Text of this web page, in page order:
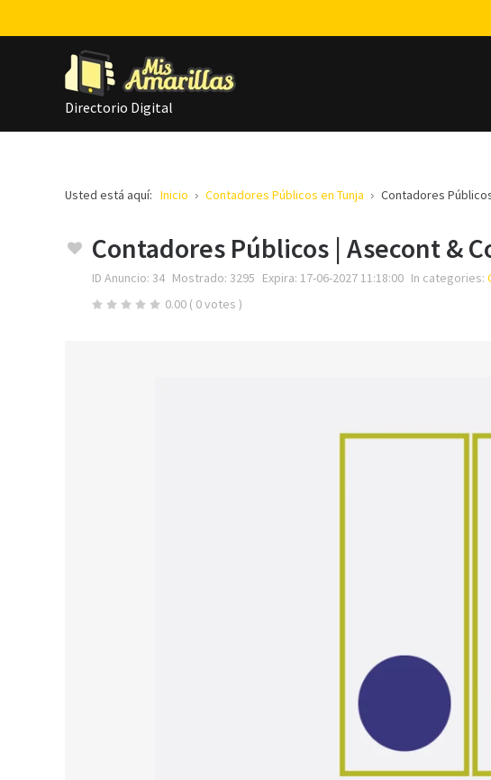
Directorio Digital
Usted está aquí: Inicio Contadores Públicos en Tunja Contadores
Contadores Públicos | Asecont &
ID Anuncio: 34 Mostrado: 3295 Expira: 17-06-2027 11:18:00 In categories:
0.00 ( 0 votes )